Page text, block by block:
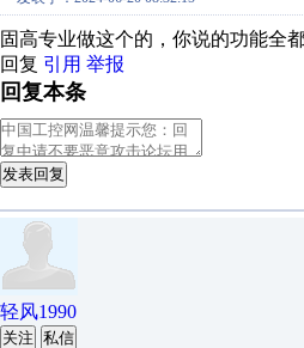
固高专业做这个的，你说的功能全
回复 引用 举报
回复本条
发表回复
轻风1990
关注 私信